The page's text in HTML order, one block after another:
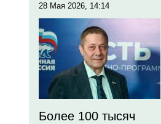
28 Мая 2026, 14:14
Более 100 тысяч